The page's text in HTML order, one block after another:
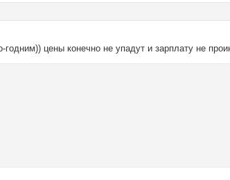
цены конечно не упадут и зарплату не